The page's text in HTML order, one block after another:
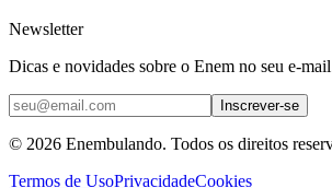
Newsletter
Dicas e novidades sobre o Enem no seu e-
Inscrever-se
© 2026 Enembulando. Todos os direitos
Termos de UsoPrivacidadeCookies